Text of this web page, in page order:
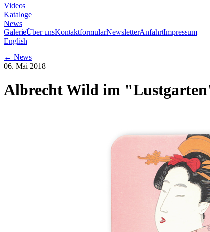
Videos
Kataloge
News
GalerieÜber unsKontaktformularNewsletterAnfahrtImpressum
English
← News
06. Mai 2018
Albrecht Wild im